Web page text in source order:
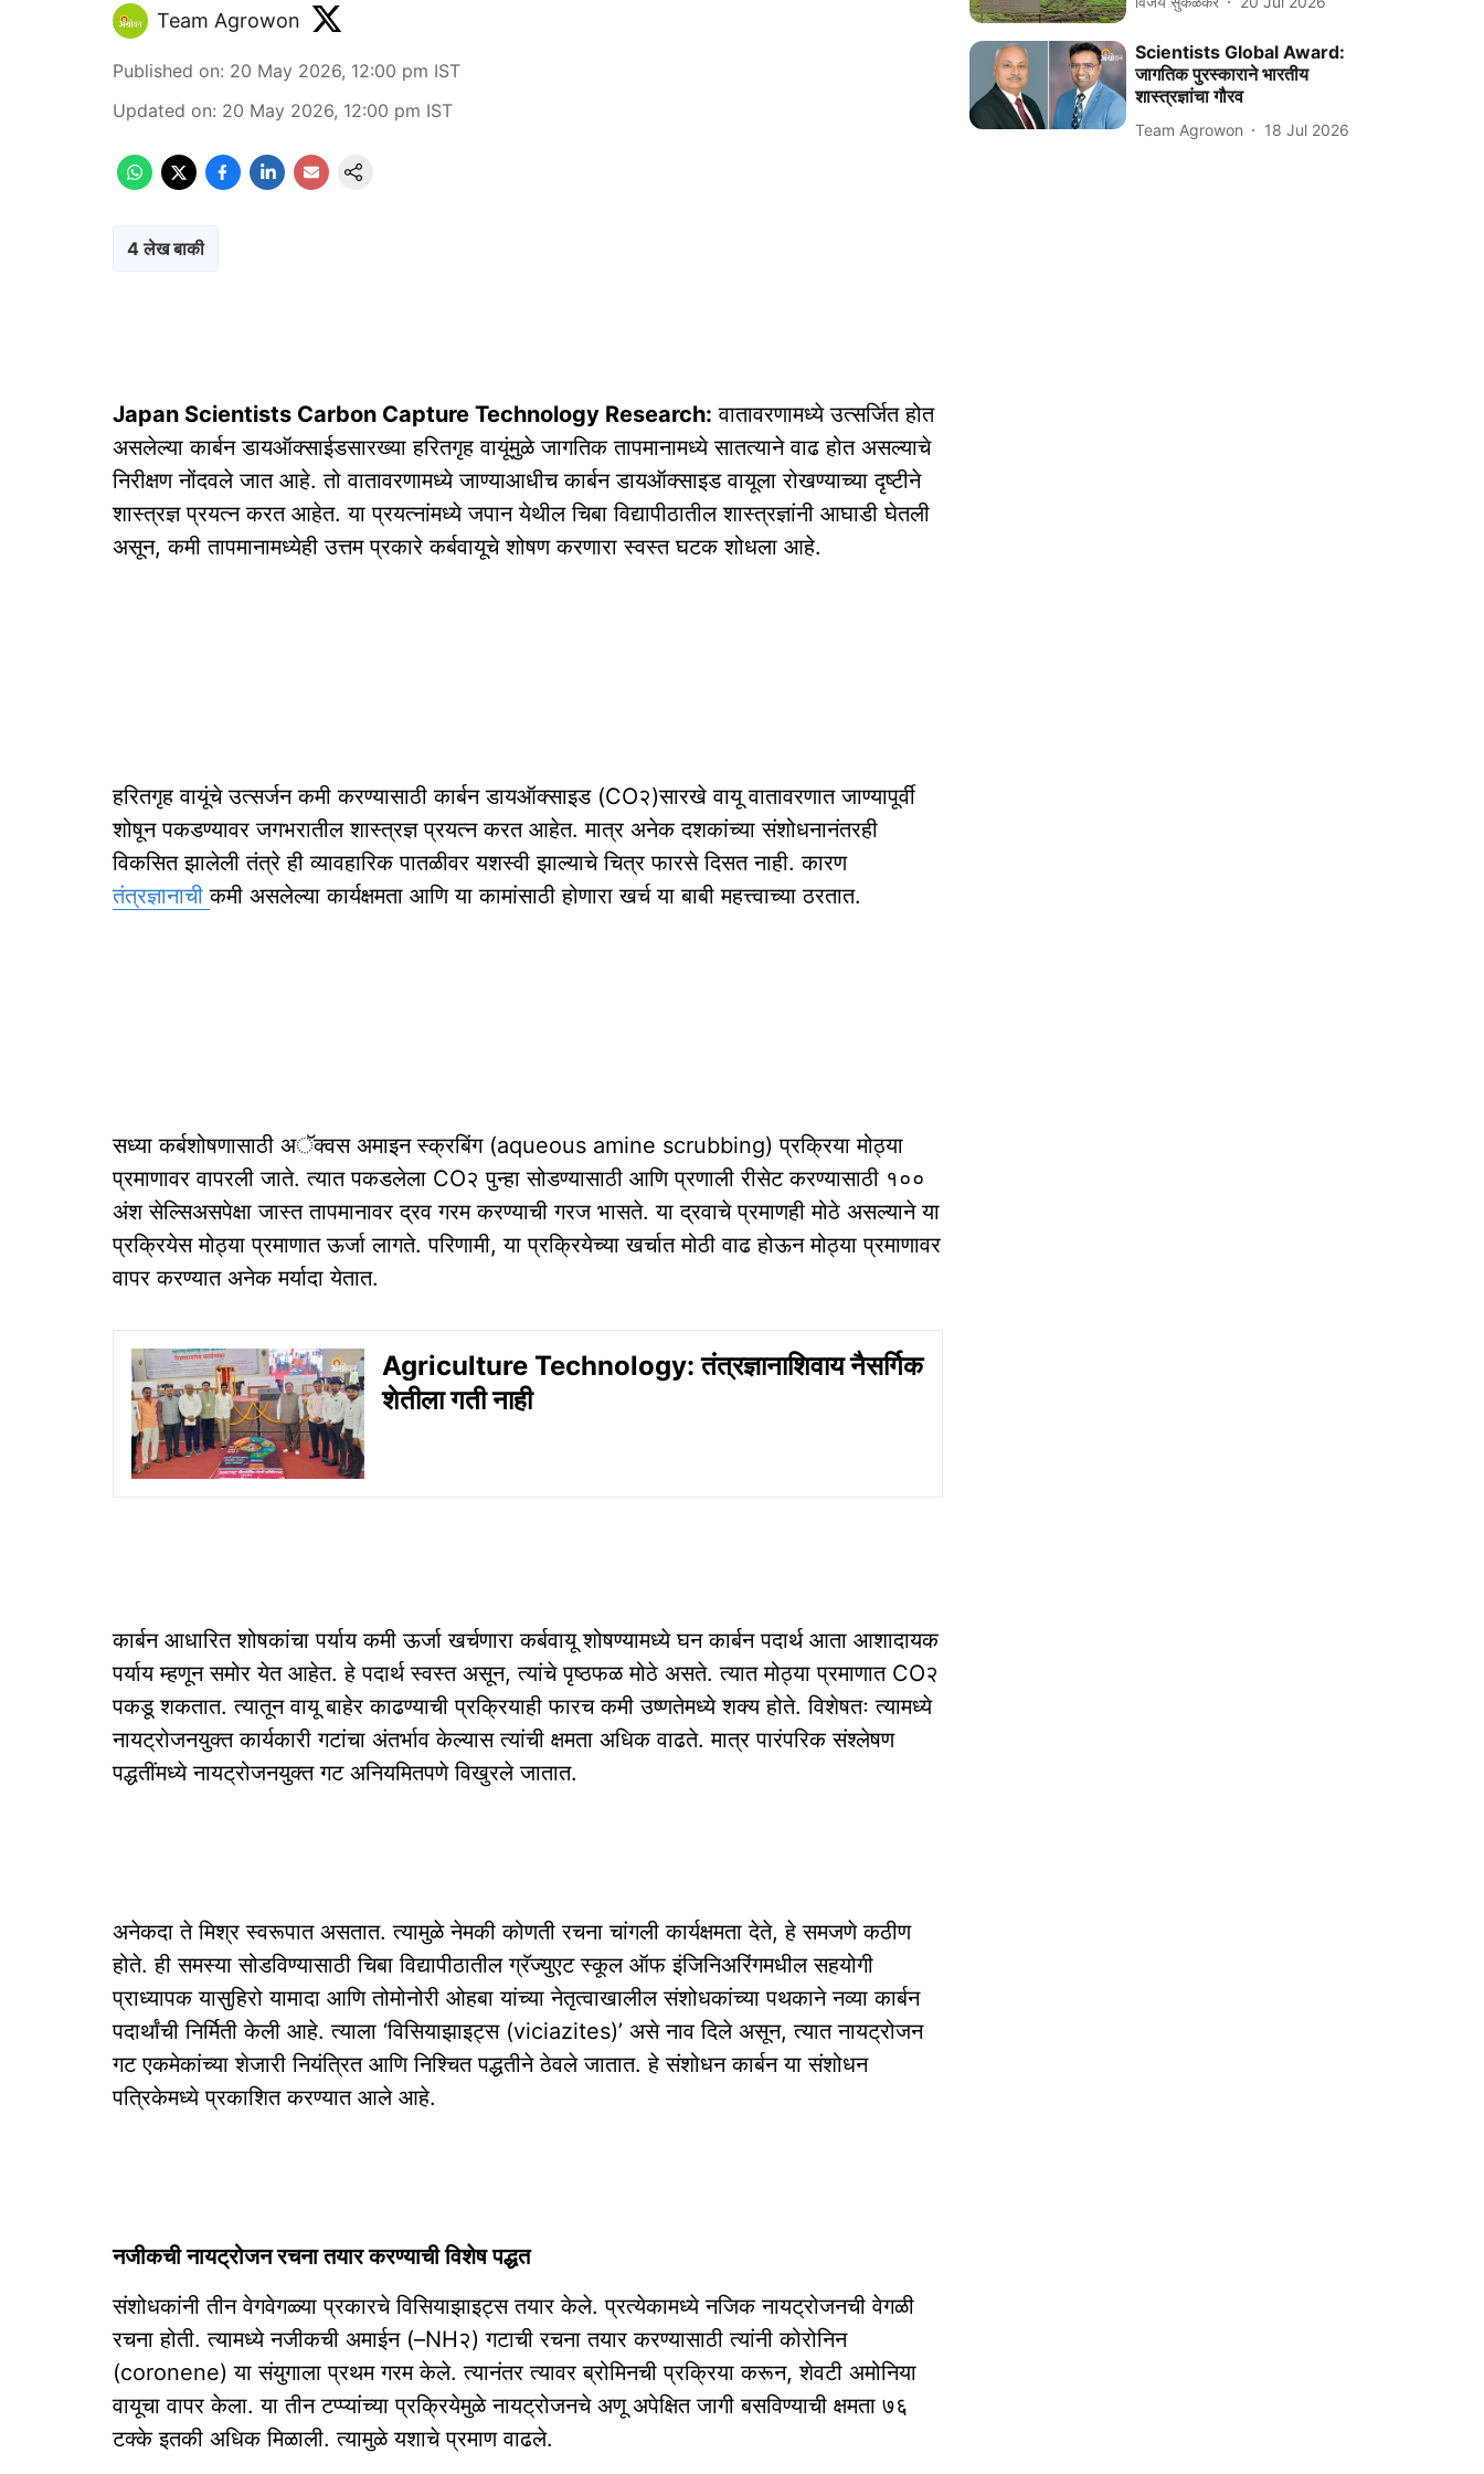
Team Agrowon
Published on: 20 May 2026, 12:00 pm IST
Updated on: 20 May 2026, 12:00 pm IST
4 लेख बाकी
Japan Scientists Carbon Capture Technology Research: वातावरणामध्ये उत्सर्जित होत
असलेल्या कार्बन डायऑक्साईडसारख्या हरितगृह वायूंमुळे जागतिक तापमानामध्ये सातत्याने वाढ होत असल्याचे
निरीक्षण नोंदवले जात आहे. तो वातावरणामध्ये जाण्याआधीच कार्बन डायऑक्साइड वायूला रोखण्याच्या दृष्टीने
शास्त्रज्ञ प्रयत्न करत आहेत. या प्रयत्नांमध्ये जपान येथील चिबा विद्यापीठातील शास्त्रज्ञांनी आघाडी घेतली
असून, कमी तापमानामध्येही उत्तम प्रकारे कर्बवायूचे शोषण करणारा स्वस्त घटक शोधला आहे.
हरितगृह वायूंचे उत्सर्जन कमी करण्यासाठी कार्बन डायऑक्साइड (CO२)सारखे वायू वातावरणात जाण्यापूर्वी
शोषून पकडण्यावर जगभरातील शास्त्रज्ञ प्रयत्न करत आहेत. मात्र अनेक दशकांच्या संशोधनानंतरही
विकसित झालेली तंत्रे ही व्यावहारिक पातळीवर यशस्वी झाल्याचे चित्र फारसे दिसत नाही. कारण
तंत्रज्ञानाचीकमी असलेल्या कार्यक्षमता आणि या कामांसाठी होणारा खर्च या बाबी महत्त्वाच्या ठरतात.
सध्या कर्बशोषणासाठी अॅक्वस अमाइन स्क्रबिंग (aqueous amine scrubbing) प्रक्रिया मोठ्या
प्रमाणावर वापरली जाते. त्यात पकडलेला CO२ पुन्हा सोडण्यासाठी आणि प्रणाली रीसेट करण्यासाठी १००
अंश सेल्सिअसपेक्षा जास्त तापमानावर द्रव गरम करण्याची गरज भासते. या द्रवाचे प्रमाणही मोठे असल्याने या
प्रक्रियेस मोठ्या प्रमाणात ऊर्जा लागते. परिणामी, या प्रक्रियेच्या खर्चात मोठी वाढ होऊन मोठ्या प्रमाणावर
वापर करण्यात अनेक मर्यादा येतात.
Agriculture Technology: तंत्रज्ञानाशिवाय नैसर्गिक
शेतीला गती नाही
कार्बन आधारित शोषकांचा पर्याय कमी ऊर्जा खर्चणारा कर्बवायू शोषण्यामध्ये घन कार्बन पदार्थ आता आशादायक
पर्याय म्हणून समोर येत आहेत. हे पदार्थ स्वस्त असून, त्यांचे पृष्ठफळ मोठे असते. त्यात मोठ्या प्रमाणात CO२
पकडू शकतात. त्यातून वायू बाहेर काढण्याची प्रक्रियाही फारच कमी उष्णतेमध्ये शक्य होते. विशेषतः त्यामध्ये
नायट्रोजनयुक्त कार्यकारी गटांचा अंतर्भाव केल्यास त्यांची क्षमता अधिक वाढते. मात्र पारंपरिक संश्लेषण
पद्धतींमध्ये नायट्रोजनयुक्त गट अनियमितपणे विखुरले जातात.
अनेकदा ते मिश्र स्वरूपात असतात. त्यामुळे नेमकी कोणती रचना चांगली कार्यक्षमता देते, हे समजणे कठीण
होते. ही समस्या सोडविण्यासाठी चिबा विद्यापीठातील ग्रॅज्युएट स्कूल ऑफ इंजिनिअरिंगमधील सहयोगी
प्राध्यापक यासुहिरो यामादा आणि तोमोनोरी ओहबा यांच्या नेतृत्वाखालील संशोधकांच्या पथकाने नव्या कार्बन
पदार्थांची निर्मिती केली आहे. त्याला ‘विसियाझाइट्स (viciazites)’ असे नाव दिले असून, त्यात नायट्रोजन
गट एकमेकांच्या शेजारी नियंत्रित आणि निश्चित पद्धतीने ठेवले जातात. हे संशोधन कार्बन या संशोधन
पत्रिकेमध्ये प्रकाशित करण्यात आले आहे.
नजीकची नायट्रोजन रचना तयार करण्याची विशेष पद्धत
संशोधकांनी तीन वेगवेगळ्या प्रकारचे विसियाझाइट्स तयार केले. प्रत्येकामध्ये नजिक नायट्रोजनची वेगळी
रचना होती. त्यामध्ये नजीकची अमाईन (–NH२) गटाची रचना तयार करण्यासाठी त्यांनी कोरोनिन
(coronene) या संयुगाला प्रथम गरम केले. त्यानंतर त्यावर ब्रोमिनची प्रक्रिया करून, शेवटी अमोनिया
वायूचा वापर केला. या तीन टप्प्यांच्या प्रक्रियेमुळे नायट्रोजनचे अणू अपेक्षित जागी बसविण्याची क्षमता ७६
टक्के इतकी अधिक मिळाली. त्यामुळे यशाचे प्रमाण वाढले.
Scientists Global Award:
जागतिक पुरस्काराने भारतीय
शास्त्रज्ञांचा गौरव
Team Agrowon 18 Jul 2026